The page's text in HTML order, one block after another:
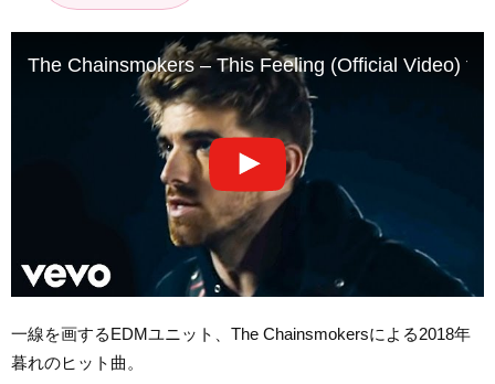
The Chainsmokers – This Feeling (Official Video) ft.
一線を画するEDMユニット、The Chainsmokersによる2018年
暮れのヒット曲。